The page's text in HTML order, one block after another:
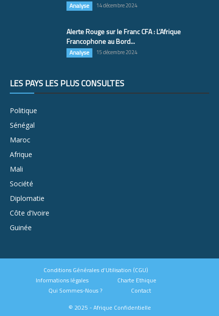
Analyse 14 décembre 2024
Alerte Rouge sur le Franc CFA : L’Afrique
Francophone au Bord...
Analyse 15 décembre 2024
LES PAYS LES PLUS CONSULTÉS
Politique
Sénégal
Maroc
Afrique
Mali
Société
Diplomatie
Côte d’Ivoire
Guinée
Conditions Générales d’Utilisation (CGU)
Informations légales
Charte Ethique
Qui Sommes-Nous ?
Contact
© 2025 - Afrique Confidentielle